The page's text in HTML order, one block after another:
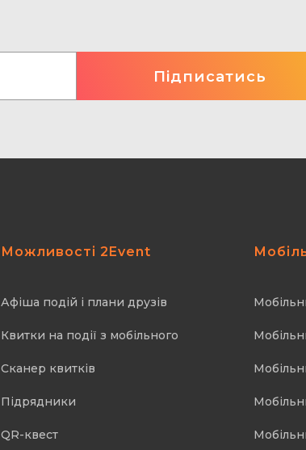
Можливості 2Event
Афіша подій і плани друзів
Квитки на події з мобільного
Cканер квитків
Підрядники
QR-квест